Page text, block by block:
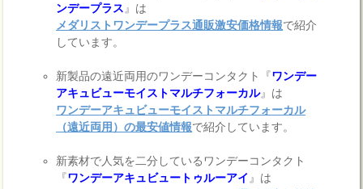
ンデープラス 』は
メダリストワンデープラス通販激安価格情報で紹介
しています。
新製品の遠近両用のワンデーコンタクト『ワンデー
アキュビューモイストマルチフォーカル』は
ワンデーアキュビューモイストマルチフォーカル
（遠近両用）の最安値情報で紹介しています。
新素材で人気を二分しているワンデーコンタクト
『ワンデーアキュビュートゥルーアイ 』は